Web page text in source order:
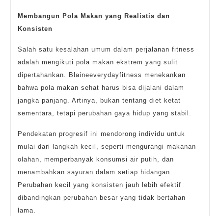
Membangun Pola Makan yang Realistis dan
Konsisten
Salah satu kesalahan umum dalam perjalanan fitness
adalah mengikuti pola makan ekstrem yang sulit
dipertahankan. Blaineeverydayfitness menekankan
bahwa pola makan sehat harus bisa dijalani dalam
jangka panjang. Artinya, bukan tentang diet ketat
sementara, tetapi perubahan gaya hidup yang stabil.
Pendekatan progresif ini mendorong individu untuk
mulai dari langkah kecil, seperti mengurangi makanan
olahan, memperbanyak konsumsi air putih, dan
menambahkan sayuran dalam setiap hidangan.
Perubahan kecil yang konsisten jauh lebih efektif
dibandingkan perubahan besar yang tidak bertahan
lama.